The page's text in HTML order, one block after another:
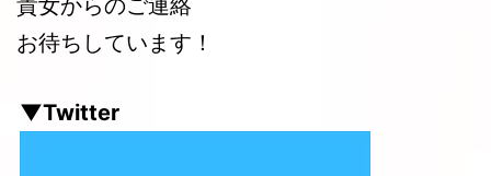
貴女からのご連絡
お待ちしています！
▼Twitter